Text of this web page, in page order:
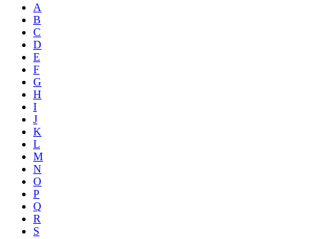
A
B
C
D
E
F
G
H
I
J
K
L
M
N
O
P
Q
R
S